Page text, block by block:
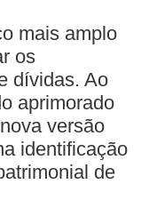
mais amplo
os
dívidas. Ao
aprimorado
versão
identificação
de